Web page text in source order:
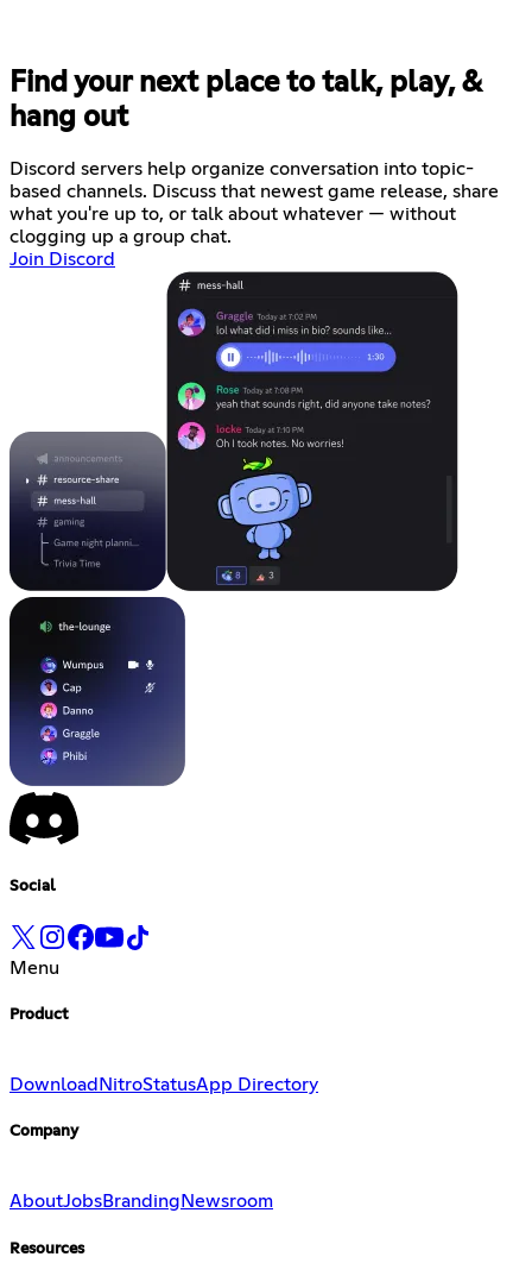
Find your next place to talk, play, &
hang out
Discord servers help organize conversation into topic-
based channels. Discuss that newest game release, share
what you're up to, or talk about whatever — without
clogging up a group chat.
Join Discord
Social
Menu
Product
Download NitroStatusApp Directory
Company
AboutJobsBranding Newsroom
Resources